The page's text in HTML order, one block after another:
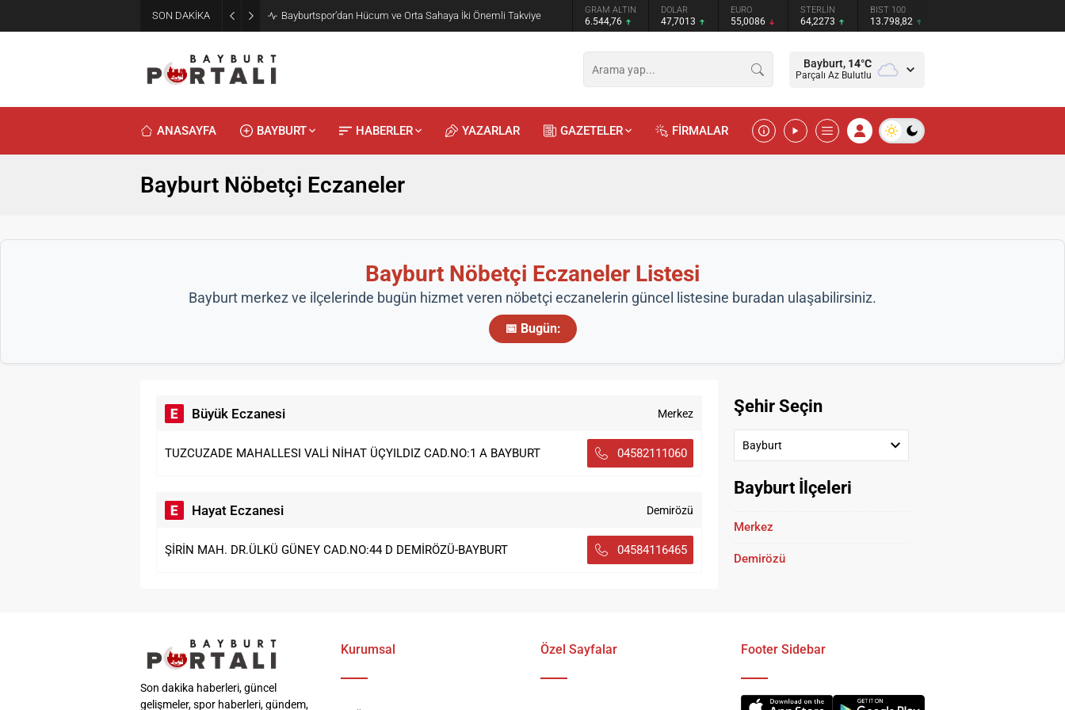
SON DAKİKA Bayburtspor’dan Hücum ve Orta Sahaya İki Önemli Takviye GRAM ALTIN
6.544,76
DOLAR
47,7013
EURO
55,0086
STERLİN
64,2273
BIST 100
13.798,82
Bayburt, 14°C
Parçalı Az Bulutlu
ANASAYFA BAYBURT HABERLER YAZARLAR GAZETELER FİRMALAR
Bayburt Nöbetçi Eczaneler
Bayburt Nöbetçi Eczaneler Listesi
Bayburt merkez ve ilçelerinde bugün hizmet veren nöbetçi eczanelerin güncel listesine buradan ulaşabilirsiniz.
📅 Bugün:
Büyük Eczanesi Merkez
TUZCUZADE MAHALLESI VALİ NİHAT ÜÇYILDIZ CAD.NO:1 A BAYBURT 04582111060
Hayat Eczanesi Demirözü
ŞİRİN MAH. DR.ÜLKÜ GÜNEY CAD.NO:44 D DEMİRÖZÜ-BAYBURT 04584116465
Şehir Seçin
Bayburt
Bayburt İlçeleri
Merkez
Demirözü
Son dakika haberleri, güncel
gelişmeler, spor haberleri, gündem,
Kurumsal Özel Sayfalar Footer Sidebar